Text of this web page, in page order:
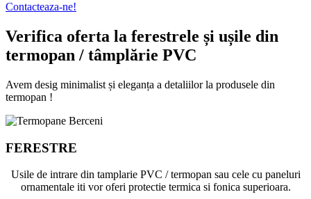
Contacteaza-ne!
Verifica oferta la ferestrele și ușile din
termopan / tâmplărie PVC
Avem desig minimalist și eleganța a detaliilor la produsele din
termopan !
FERESTRE
Usile de intrare din tamplarie PVC / termopan sau cele cu paneluri
ornamentale iti vor oferi protectie termica si fonica superioara.